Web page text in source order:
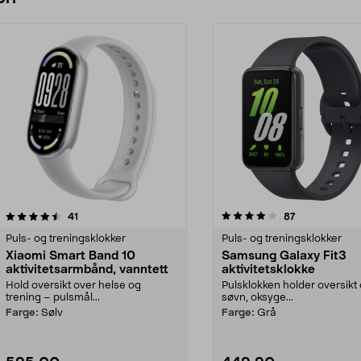
41
Puls- og treningsklokker
Xiaomi Smart Band 10
aktivitetsarmbånd, vanntett
Hold oversikt over helse og
trening – pulsmål...
Farge: Sølv
4.0 av 5 stjerner 87anmeldelser
Puls- og treningsklokker
Samsung Galaxy Fit3
aktivitetsklokke
Pulsklokken holder oversikt
søvn, oksyge...
Farge: Grå
4.0 av 5 stjerner